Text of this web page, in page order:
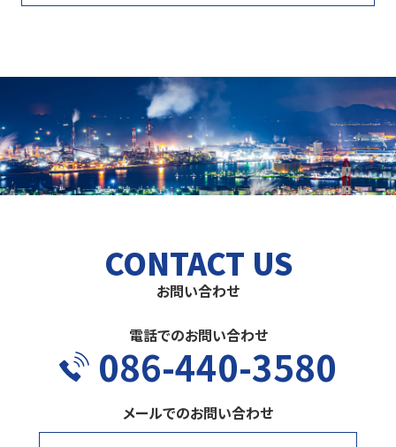
CONTACT US
お問い合わせ
電話でのお問い合わせ
086-440-3580
メールでのお問い合わせ